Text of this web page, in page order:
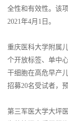
全性和有效性。该
2021年4月1日。
重庆医科大学附属
个开放标签、单中
干细胞在高危早产
招募20名受试者，
第三军医大学大坪